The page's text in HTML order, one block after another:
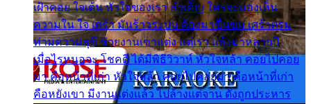
เฝ้าคอย ใจเต้น หัวใจของเรา ลำเค็ญ ใครจะมองเห็น
ความใน ใจ เศร้า มันร้าวระบม ต้องมาขื่นขม เศร้าตรม
ท่ามความสุขี ช่วยงานเขาแต่ง แต่เรา แล้งมาหลายปี
เมื่อไรหนอจะ โชคดี ได้มีพิธีวิวาห์ หัวใจหล้า คอยไปคอย
มา คือหน้าที่เก่า หัวใจหล้า คอยไปคอยมา คือหน้าที่เก่า
คือหยังเขา มีงานแต่งแล้ว ไปล้างแต่จาน ดั่งถูกประหาร